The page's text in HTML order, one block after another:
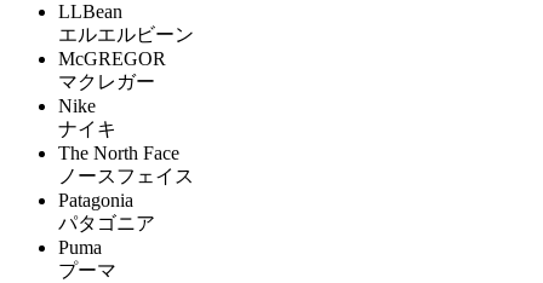
LLBean
エルエルビーン
McGREGOR
マクレガー
Nike
ナイキ
The North Face
ノースフェイス
Patagonia
パタゴニア
Puma
プーマ